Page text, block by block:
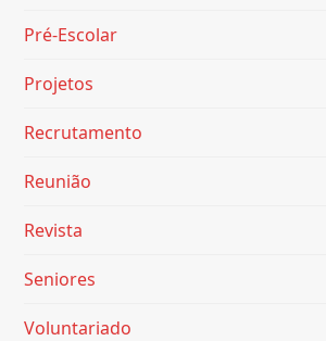
Pré-Escolar
Projetos
Recrutamento
Reunião
Revista
Seniores
Voluntariado